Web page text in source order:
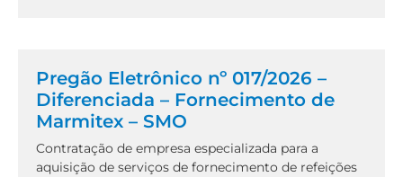
Pregão Eletrônico nº 017/2026 –
Diferenciada – Fornecimento de
Marmitex – SMO
Contratação de empresa especializada para a
aquisição de serviços de fornecimento de refeições